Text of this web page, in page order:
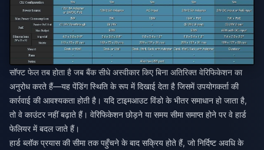
सॉफ्ट फेल तब होता है जब बैंक सीधे अस्वीकार किए बिना अतिरिक्त वेरिफिकेशन का
अनुरोध करते हैं—यह पेंडिंग स्थिति के रूप में दिखाई देता है जिसमें उपयोगकर्ता की
कार्रवाई की आवश्यकता होती है। यदि टाइमआउट विंडो के भीतर समाधान हो जाता है,
तो वे काउंटर नहीं बढ़ाते हैं। वेरिफिकेशन छोड़ने या समय सीमा समाप्त होने पर वे हार्ड
फेलियर में बदल जाते हैं।
हार्ड ब्लॉक प्रयास की सीमा तक पहुँचने के बाद सक्रिय होते हैं, जो निर्दिष्ट अवधि के